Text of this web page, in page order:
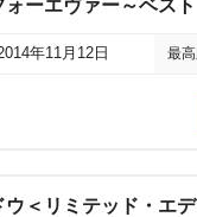
ォーエヴァー～ベス
年11月12日 最
ウ＜リミテッド・エ